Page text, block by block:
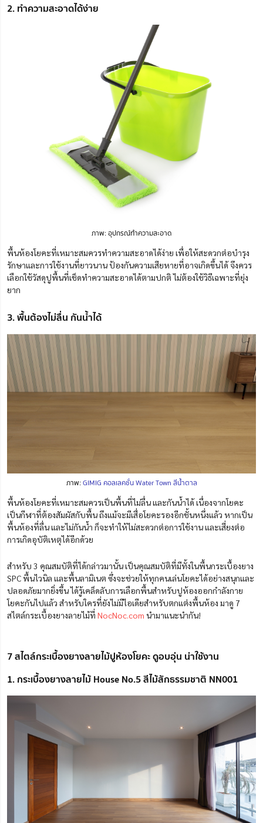
2. ทำความสะอาดได้ง่าย
ภาพ: อุปกรณ์ทำความสะอาด
พื้นห้องโยคะที่เหมาะสมควรทำความสะอาดได้ง่าย เพื่อให้สะดวกต่อบำรุง
รักษาและการใช้งานที่ยาวนาน ป้องกันความเสียหายที่อาจเกิดขึ้นได้จึงควร
เลือกใช้วัสดุปูพื้นที่เช็ดทำความสะอาดได้ตามปกติ ไม่ต้องใช้วิธีเฉพาะที่ยุ่ง
ยาก
3. พื้นต้องไม่ลื่น กันน้ำได้
ภาพ:GIMIG คอลเลคชั่น Water Town สีน้ำตาล
พื้นห้องโยคะที่เหมาะสมควรเป็นพื้นที่ไม่ลื่น และกันน้ำได้ เนื่องจากโยคะ
เป็นกีฬาที่ต้องสัมผัสกับพื้น ถึงแม้จะมีเสื่อโยคะรองอีกชั้นหนึ่งแล้ว หากเป็น
พื้นห้องที่ลื่น และไม่กันน้ำ ก็จะทำให้ไม่สะดวกต่อการใช้งาน และเสี่ยงต่อ
การเกิดอุบัติเหตุได้อีกด้วย
สำหรับ 3 คุณสมบัติที่ได้กล่าวมานั้น เป็นคุณสมบัติที่มีทั้งในพื้นกระเบื้องยาง
SPC พื้นไวนิล และพื้นลามิเนต ซึ่งจะช่วยให้ทุกคนเล่นโยคะได้อย่างสนุกและ
ปลอดภัยมากยิ่งขึ้น ได้รู้เคล็ดลับการเลือกพื้นสำหรับปูห้องออกกำลังกาย
โยคะกันไปแล้ว สำหรับใครที่ยังไม่มีไอเดียสำหรับตกแต่งพื้นห้อง มาดู 7
สไตล์กระเบื้องยางลายไม้ที่ NocNoc.com นำมาแนะนำกัน!
7 สไตล์กระเบื้องยางลายไม้ปูห้องโยคะ ดูอบอุ่น น่าใช้งาน
1. กระเบื้องยางลายไม้ House No.5 สีไม้สักธรรมชาติ NN001